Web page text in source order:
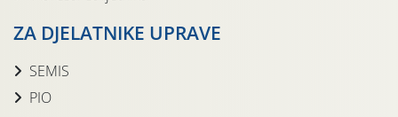
ZA DJELATNIKE UPRAVE
SEMIS
PIO